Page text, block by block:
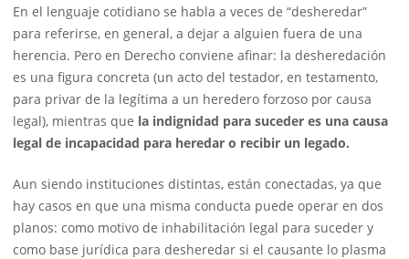
En el lenguaje cotidiano se habla a veces de “desheredar”
para referirse, en general, a dejar a alguien fuera de una
herencia. Pero en Derecho conviene afinar: la desheredación
es una figura concreta (un acto del testador, en testamento,
para privar de la legítima a un heredero forzoso por causa
legal), mientras que la indignidad para suceder es una causa
legal de incapacidad para heredar o recibir un legado.
Aun siendo instituciones distintas, están conectadas, ya que
hay casos en que una misma conducta puede operar en dos
planos: como motivo de inhabilitación legal para suceder y
como base jurídica para desheredar si el causante lo plasma